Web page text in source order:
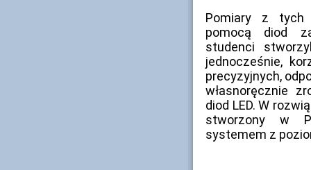
Pomiary z tych
pomocą diod
studenci
jednocześnie,
precyzyjnych,
własnoręcznie
diod LED. W
stworzony w
systemem z